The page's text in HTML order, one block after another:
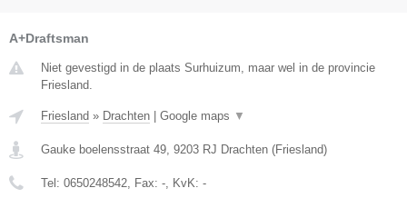
A+Draftsman
Niet gevestigd in de plaats Surhuizum, maar wel in de provincie
Friesland.
Friesland » Drachten Google maps ▼
Gauke boelensstraat 49, 9203 RJ Drachten (Friesland)
Tel: 0650248542, Fax: -, KvK: -